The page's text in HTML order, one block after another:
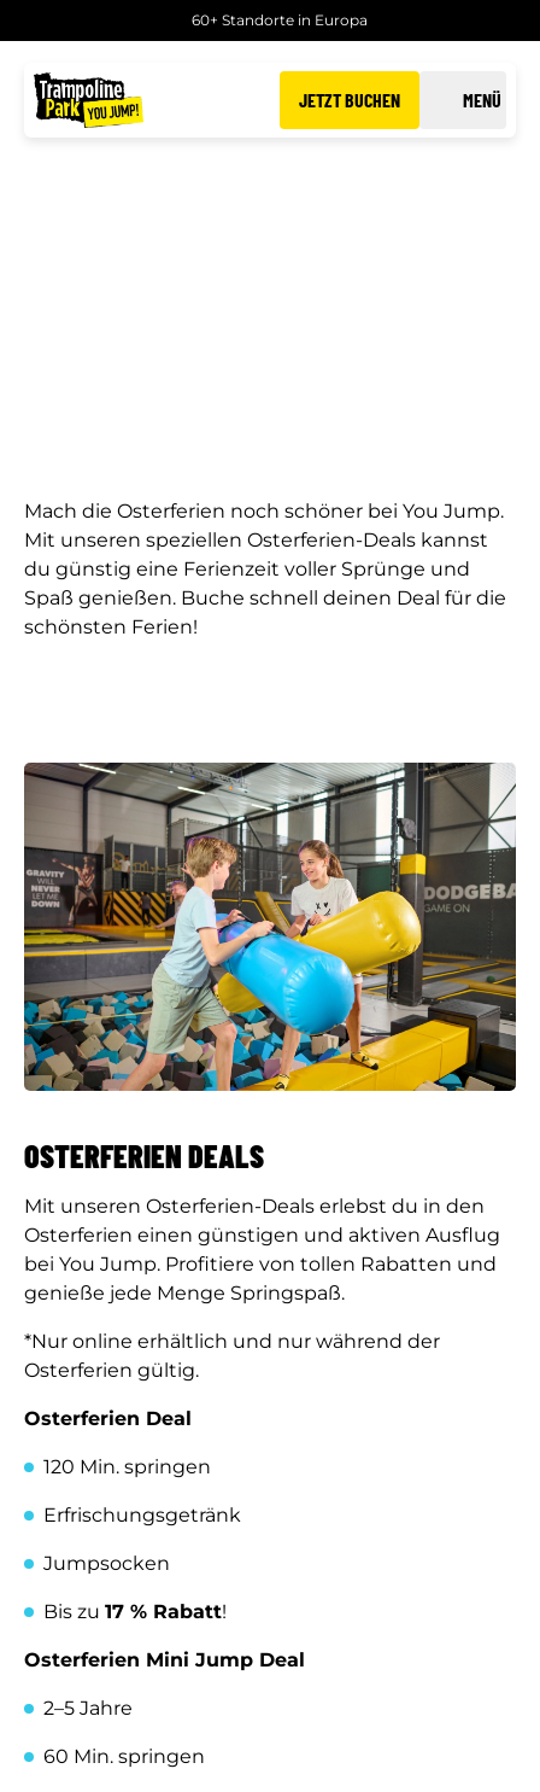
60+ Standorte in Europa
JETZT BUCHEN MENÜ
Mach die Osterferien noch schöner bei You Jump.
Mit unseren speziellen Osterferien-Deals kannst
du günstig eine Ferienzeit voller Sprünge und
Spaß genießen. Buche schnell deinen Deal für die
schönsten Ferien!
OSTERFERIEN DEALS
Mit unseren Osterferien-Deals erlebst du in den
Osterferien einen günstigen und aktiven Ausflug
bei You Jump. Profitiere von tollen Rabatten und
genieße jede Menge Springspaß.
*Nur online erhältlich und nur während der
Osterferien gültig.
Osterferien Deal
120 Min. springen
Erfrischungsgetränk
Jumpsocken
Bis zu 17 % Rabatt!
Osterferien Mini Jump Deal
2–5 Jahre
60 Min. springen